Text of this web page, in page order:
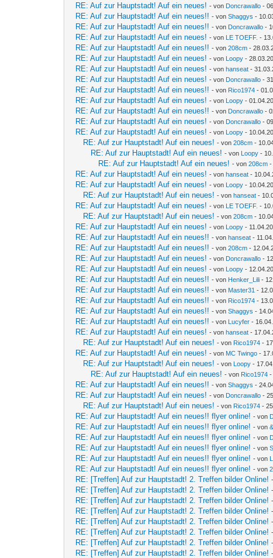
RE: Auf zur Hauptstadt! Auf ein neues! - von Doncrawallo -
RE: Auf zur Hauptstadt! Auf ein neues!! - vonShaggys -
RE: Auf zur Hauptstadt! Auf ein neues!! - von Doncrawallo -
RE: Auf zur Hauptstadt! Auf ein neues! - von LE TOEFF. -
RE: Auf zur Hauptstadt! Auf ein neues!! - von208cm -
RE: Auf zur Hauptstadt! Auf ein neues! - von Loopy -
RE: Auf zur Hauptstadt! Auf ein neues! - vonhanseat -
RE: Auf zur Hauptstadt! Auf ein neues! - von Doncrawallo -
RE: Auf zur Hauptstadt! Auf ein neues!! - von Rico1974 -
RE: Auf zur Hauptstadt! Auf ein neues! - von Loopy -
RE: Auf zur Hauptstadt! Auf ein neues!! - von Doncrawallo -
RE: Auf zur Hauptstadt! Auf ein neues! - von Doncrawallo -
RE: Auf zur Hauptstadt! Auf ein neues! - von Loopy -
RE: Auf zur Hauptstadt! Auf ein neues! - von208cm -
RE: Auf zur Hauptstadt! Auf ein neues! - von Loopy -
RE: Auf zur Hauptstadt! Auf ein neues! - von208cm -
RE: Auf zur Hauptstadt! Auf ein neues! - vonhanseat -
RE: Auf zur Hauptstadt! Auf ein neues! - von Loopy -
RE: Auf zur Hauptstadt! Auf ein neues! - vonhanseat -
RE: Auf zur Hauptstadt! Auf ein neues! - von LE TOEFF. -
RE: Auf zur Hauptstadt! Auf ein neues! - von208cm -
RE: Auf zur Hauptstadt! Auf ein neues! - von Loopy -
RE: Auf zur Hauptstadt! Auf ein neues!! - vonhanseat -
RE: Auf zur Hauptstadt! Auf ein neues!! - von208cm -
RE: Auf zur Hauptstadt! Auf ein neues! - von Doncrawallo -
RE: Auf zur Hauptstadt! Auf ein neues! - von Loopy -
RE: Auf zur Hauptstadt! Auf ein neues!! - von Henker_Lili -
RE: Auf zur Hauptstadt! Auf ein neues!! - von Master31 -
RE: Auf zur Hauptstadt! Auf ein neues!! - von Rico1974 -
RE: Auf zur Hauptstadt! Auf ein neues!! - vonShaggys -
RE: Auf zur Hauptstadt! Auf ein neues!! - von Lucyfer -
RE: Auf zur Hauptstadt! Auf ein neues! - vonhanseat -
RE: Auf zur Hauptstadt! Auf ein neues! - von Rico1974 -
RE: Auf zur Hauptstadt! Auf ein neues! - von MC Twingo -
RE: Auf zur Hauptstadt! Auf ein neues! - von Loopy -
RE: Auf zur Hauptstadt! Auf ein neues! - von Rico1974 -
RE: Auf zur Hauptstadt! Auf ein neues!! - vonShaggys -
RE: Auf zur Hauptstadt! Auf ein neues! - von Doncrawallo -
RE: Auf zur Hauptstadt! Auf ein neues! - von Rico1974 -
RE: Auf zur Hauptstadt! Auf ein neues!! flyer online! - von
RE: Auf zur Hauptstadt! Auf ein neues!! flyer online! - von
RE: Auf zur Hauptstadt! Auf ein neues!! flyer online! - von
RE: Auf zur Hauptstadt! Auf ein neues!! flyer online! - von
RE: Auf zur Hauptstadt! Auf ein neues!! flyer online! - von
RE: Auf zur Hauptstadt! Auf ein neues!! flyer online! - von
RE: [Treffen] Auf zur Hauptstadt! 2. Treffen bilder Online!
RE: [Treffen] Auf zur Hauptstadt! 2. Treffen bilder Online!
RE: [Treffen] Auf zur Hauptstadt! 2. Treffen bilder Online!
RE: [Treffen] Auf zur Hauptstadt! 2. Treffen bilder Online!
RE: [Treffen] Auf zur Hauptstadt! 2. Treffen bilder Online!
RE: [Treffen] Auf zur Hauptstadt! 2. Treffen bilder Online!
RE: [Treffen] Auf zur Hauptstadt! 2. Treffen bilder Online!
RE: [Treffen] Auf zur Hauptstadt! 2. Treffen bilder Online!